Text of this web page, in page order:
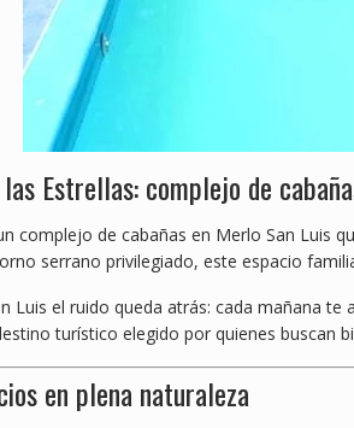
Estrellas: complejo de
complejo de cabañas en Merlo San Luis
serrano privilegiado, este espacio
Luis el ruido queda atrás: cada mañana
turístico elegido por quienes buscan
en plena naturaleza